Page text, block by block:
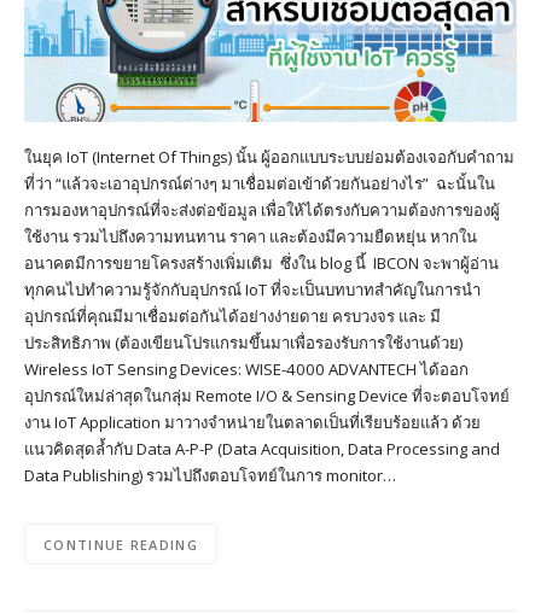
ในยุค IoT (Internet Of Things) นั้น ผู้ออกแบบระบบย่อมต้องเจอกับคำถาม
ที่ว่า “แล้วจะเอาอุปกรณ์ต่างๆ มาเชื่อมต่อเข้าด้วยกันอย่างไร” ฉะนั้นใน
การมองหาอุปกรณ์ที่จะส่งต่อข้อมูล เพื่อให้ได้ตรงกับความต้องการของผู้
ใช้งาน รวมไปถึงความทนทาน ราคา และต้องมีความยืดหยุ่น หากใน
อนาคตมีการขยายโครงสร้างเพิ่มเติม ซึ่งใน blog นี้ IBCON จะพาผู้อ่าน
ทุกคนไปทำความรู้จักกับอุปกรณ์ IoT ที่จะเป็นบทบาทสำคัญในการนำ
อุปกรณ์ที่คุณมีมาเชื่อมต่อกันได้อย่างง่ายดาย ครบวงจร และ มี
ประสิทธิภาพ (ต้องเขียนโปรแกรมขึ้นมาเพื่อรองรับการใช้งานด้วย)
Wireless IoT Sensing Devices: WISE-4000 ADVANTECH ได้ออก
อุปกรณ์ใหม่ล่าสุดในกลุ่ม Remote I/O & Sensing Device ที่จะตอบโจทย์
งาน IoT Application มาวางจำหน่ายในตลาดเป็นที่เรียบร้อยแล้ว ด้วย
แนวคิดสุดล้ำกับ Data A-P-P (Data Acquisition, Data Processing and
Data Publishing) รวมไปถึงตอบโจทย์ในการ monitor…
CONTINUE READING